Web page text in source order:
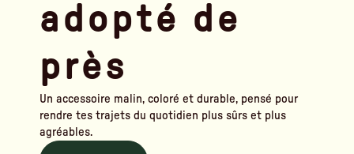
adopté de
près
Un accessoire malin, coloré et durable, pensé pour
rendre tes trajets du quotidien plus sûrs et plus
agréables.